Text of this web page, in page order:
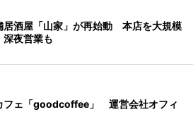
居酒屋「山家」が再始動 本店を大規模
深夜営業も
フェ「goodcoffee」 運営会社オフィ